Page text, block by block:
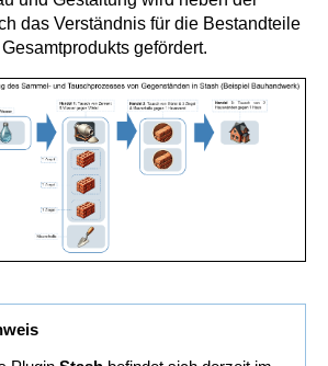
das Verständnis für die Bestandteile
gefördert.